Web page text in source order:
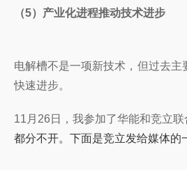
（5）产业化进程推动技术进步
电解槽不是一项新技术，但过去
快速进步。
11月26日，我参加了华能和竞立
都分不开。下面是竞立发给媒体